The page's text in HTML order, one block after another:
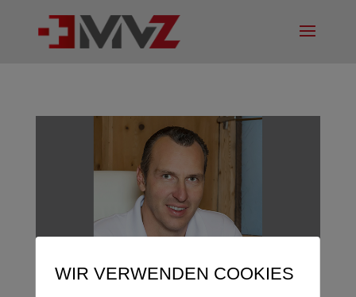
WIR VERWENDEN COOKIES